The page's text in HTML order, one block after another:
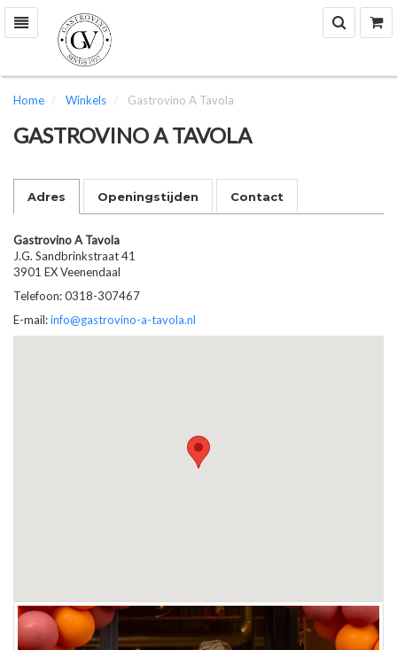
Toggle
navigation
Zoek
Home Winkels Gastrovino A Tavola
GASTROVINO A TAVOLA
Adres Openingstijden Contact
Gastrovino A Tavola
J.G. Sandbrinkstraat 41
3901 EX Veenendaal
Telefoon: 0318-307467
E-mail:info@gastrovino-a-tavola.nl